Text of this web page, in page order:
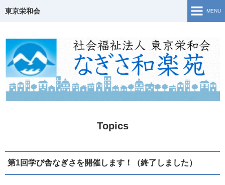
東京栄和会 MENU
介護保険事業
ご相談窓口・支援事業
生活・活動の様子
Topics
第1回学び舎なぎさを開催します！（終了しました）